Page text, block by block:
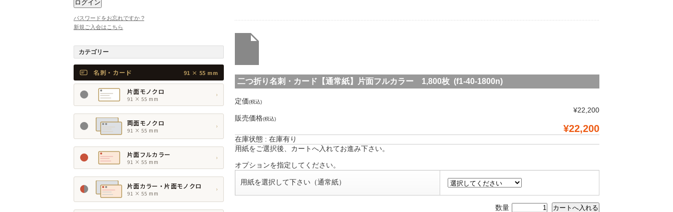
二つ折り名刺・カード【通常紙】片面フルカラー 1,800枚 (f1-40-1800n)
定価(税込)
¥22,200
販売価格(税込)
¥22,200
在庫状態 : 在庫有り
用紙をご選択後、カートへ入れてお進み下さい。
オプションを指定してください。
用紙を選択して下さい（通常紙）
数量
パスワードをお忘れですか ?
新規ご入会はこちら
カテゴリー
名刺・カード 91 × 55 mm
片面モノクロ
91 × 55 mm
›
両面モノクロ
91 × 55 mm
›
片面フルカラー
91 × 55 mm
›
片面カラー・片面モノクロ
91 × 55 mm
›